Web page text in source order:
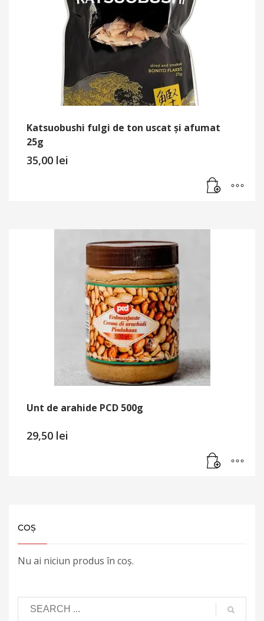
Katsuobushi fulgi de ton uscat și afumat
25g
35,00 lei
Unt de arahide PCD 500g
29,50 lei
COȘ
Nu ai niciun produs în coș.